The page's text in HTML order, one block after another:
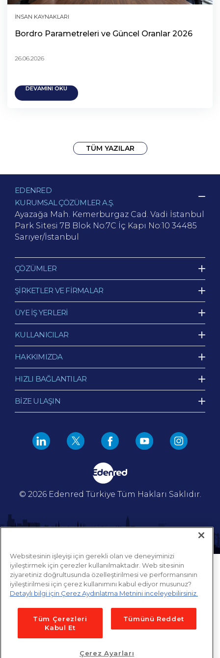
İNSAN KAYNAKLARI
Bordro Parametreleri ve Güncel Oranlar 2026
26.06.2026
DEVAMINI OKU
TÜM YAZILAR
EDENRED
KURUMSAL ÇÖZÜMLER A.Ş.
Ayazağa Mah. Kemerburgaz Cad. Vadi İstanbul
Park Sitesi 7B Blok No:7C İç Kapı No:10 34485
Sarıyer/İstanbul
ÇÖZÜMLER
ŞİRKETLER VE FİRMALAR
ÜYE İŞ YERLERİ
KULLANICILAR
© 2026 Edenred Türkiye Tüm Hakları Saklıdır.
HAKKIMIZDA
HIZLI BAĞLANTILAR
BİZE ULAŞIN
Websitesinin işleyişi için gerekli olan ve deneyiminizi
iyileştirmek için çerezler kullanılmaktadır. Web sitesinin
ziyaretiniz doğrultusunda özelleştirilmesi ve performansının
iyileştirilmesi için çerez kullanımını kabul ediyor musunuz?
Detaylı bilgi için Çerez Aydınlatma Metnini inceleyebilirsiniz.
Tüm Çerezleri
Kabul Et
Tümünü Reddet
Çerez Ayarları